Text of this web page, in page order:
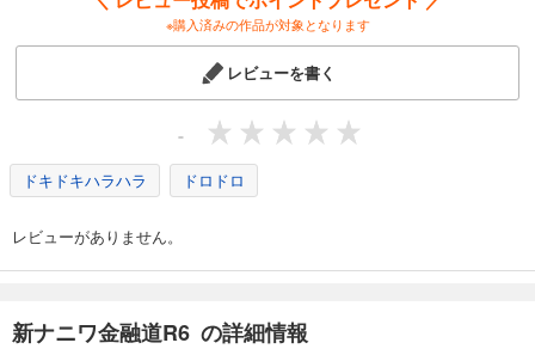
※購入済みの作品が対象となります
レビューを書く
-
ドキドキハラハラ ドロドロ
レビューがありません。
新ナニワ金融道R6 の詳細情報